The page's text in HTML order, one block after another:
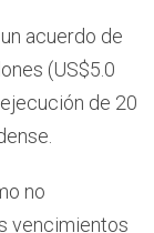
acuerdo de
(US$5.0
de 20
no
vencimientos